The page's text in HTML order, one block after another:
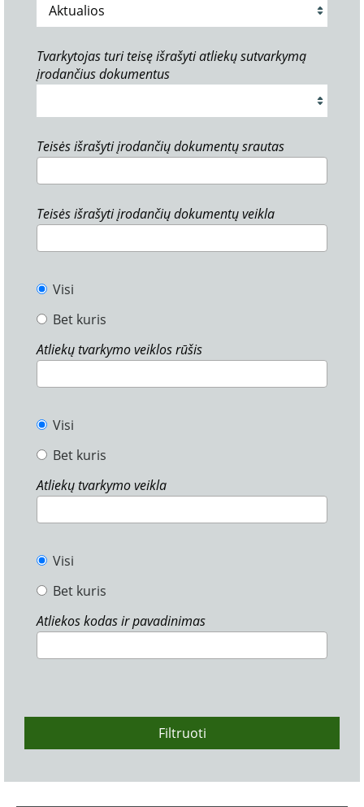
Tvarkytojas turi teisę išrašyti atliekų sutvarkymą
įrodančius dokumentus
Teisės išrašyti įrodančių dokumentų srautas
Teisės išrašyti įrodančių dokumentų veikla
Visi
Bet kuris
Atliekų tvarkymo veiklos rūšis
Visi
Bet kuris
Atliekų tvarkymo veikla
Visi
Bet kuris
Atliekos kodas ir pavadinimas
Filtruoti